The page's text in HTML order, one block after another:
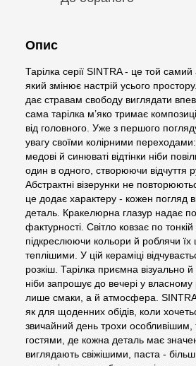
Опис
Тарілка серії SINTRA - це той самий
який змінює настрій усього
дає стравам свободу виглядати
сама тарілка м’яко тримає
від головного. Уже з першого
увагу своїми колірними переходами:
медові й синюваті відтінки ніби
один в одного, створюючи відчуття
Абстрактні візерунки не
це додає характеру - кожен погляд
деталь. Кракелюрна глазур надає
фактурності. Світло ковзає по тонкій
підкреслюючи кольори й роблячи
теплішими. У цій кераміці
розкіш. Тарілка приємна візуально
ніби запрошує до вечері у власному
лише смаки, а й атмосфера. SINTRA
як для щоденних обідів, коли
звичайний день трохи особливішим,
гостями, де кожна деталь має
виглядають свіжішими, паста -